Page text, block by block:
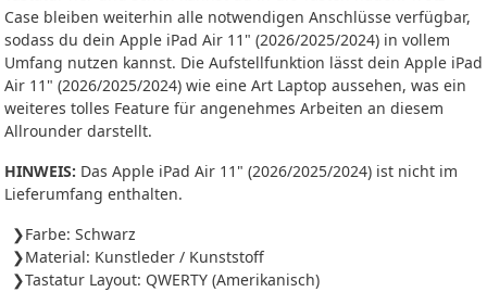
Case bleiben weiterhin alle notwendigen Anschlüsse verfügbar,
sodass du dein Apple iPad Air 11" (2026/2025/2024) in vollem
Umfang nutzen kannst. Die Aufstellfunktion lässt dein Apple iPad
Air 11" (2026/2025/2024) wie eine Art Laptop aussehen, was ein
weiteres tolles Feature für angenehmes Arbeiten an diesem
Allrounder darstellt.
HINWEIS: Das Apple iPad Air 11" (2026/2025/2024) ist nicht im
Lieferumfang enthalten.
Farbe: Schwarz
Material: Kunstleder / Kunststoff
Tastatur Layout: QWERTY (Amerikanisch)